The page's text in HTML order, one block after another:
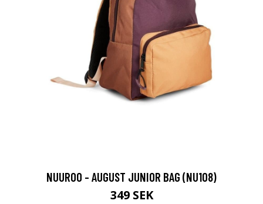
NUUROO - AUGUST JUNIOR BAG (NU108)
349 SEK